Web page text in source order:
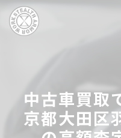
中古車買取
京都大田区